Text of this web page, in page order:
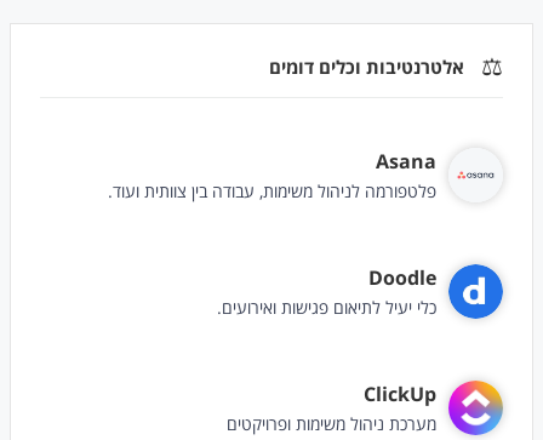
⚖️ אלטרנטיבות וכלים דומים
Asana
פלטפורמה לניהול משימות, עבודה בין צוותית ועוד.
Doodle
כלי יעיל לתיאום פגישות ואירועים.
ClickUp
מערכת ניהול משימות ופרויקטים